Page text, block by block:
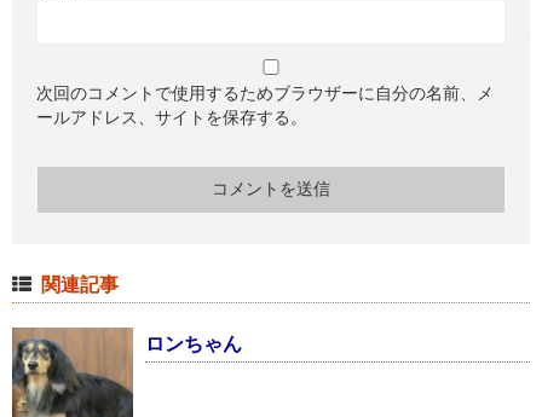
次回のコメントで使用するためブラウザーに自分の名前、メ
ールアドレス、サイトを保存する。
関連記事
ロンちゃん